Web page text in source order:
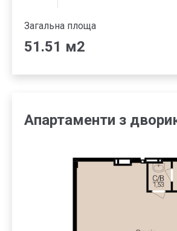
Загальна площа
51.51 м2
Апартаменти з